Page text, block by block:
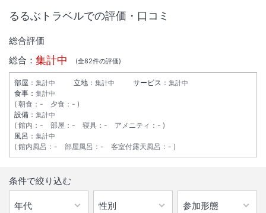
るるぶトラベルでの評価・口コミ
総合評価
総合： 集計中 (全82件の評価)
部屋： 集計中 立地： 集計中 サービス： 集計中
食事： 集計中
朝食 ： - 夕食 ： -
設備： 集計中
館内 ： - 部屋 ： - 寝具 ： - アメニティ ： -
風呂： 集計中
館内風呂 ： - 部屋風呂 ： - 客室付露天風呂 ： -
条件で絞り込む